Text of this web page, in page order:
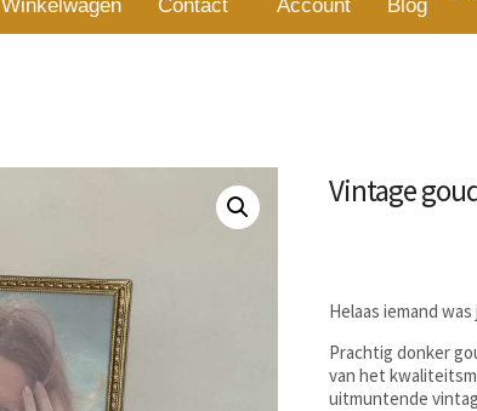
Winkelwagen Contact Account Blog
Vintage
Helaas iemand
Prachtig donker
van het
uitmuntende